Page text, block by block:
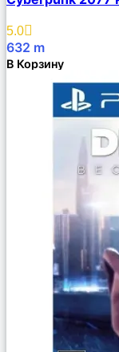
Описание
Избранное
5.0
632 m
В Корзину